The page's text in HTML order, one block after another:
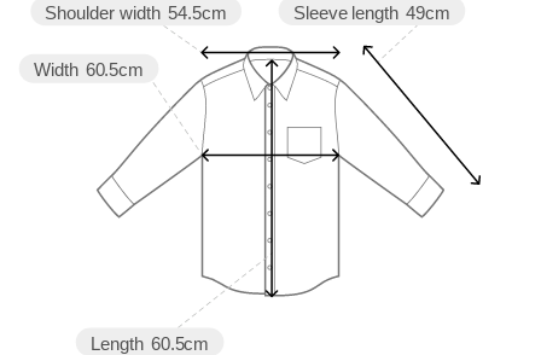
Sleeve length 49cm
Length 60.5cm
Width 60.5cm
Shoulder width 54.5cm